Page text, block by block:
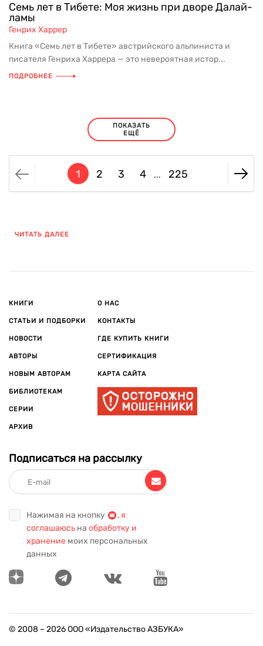
Семь лет в Тибете: Моя жизнь при дворе Далай-
ламы
Генрих Харрер
Книга «Семь лет в Тибете» австрийского альпиниста и
писателя Генриха Харрера — это невероятная истор...
ПОДРОБНЕЕ
ПОКАЗАТЬ
ЕЩЁ
1 2 3 4 ... 225
ЧИТАТЬ ДАЛЕЕ
КНИГИ
СТАТЬИ И ПОДБОРКИ
НОВОСТИ
АВТОРЫ
НОВЫМ АВТОРАМ
БИБЛИОТЕКАМ
СЕРИИ
АРХИВ
О НАС
КОНТАКТЫ
ГДЕ КУПИТЬ КНИГИ
СЕРТИФИКАЦИЯ
КАРТА САЙТА
Подписаться на рассылку
Нажимая на кнопку , я
соглашаюсь на обработку и
хранение моих персональных
данных
© 2008 – 2026ООО «Издательство АЗБУКА»